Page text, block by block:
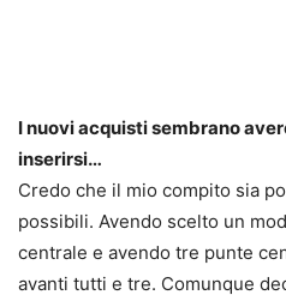
I nuovi acquisti sembrano
inserirsi…
Credo che il mio compito sia
possibili. Avendo scelto un
centrale e avendo tre punte
avanti tutti e tre. Comunque